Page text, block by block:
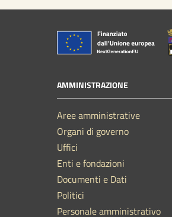
AMMINISTRAZIONE
Aree amministrative
Organi di governo
Uffici
Enti e fondazioni
Documenti e Dati
Politici
Personale amministrativo